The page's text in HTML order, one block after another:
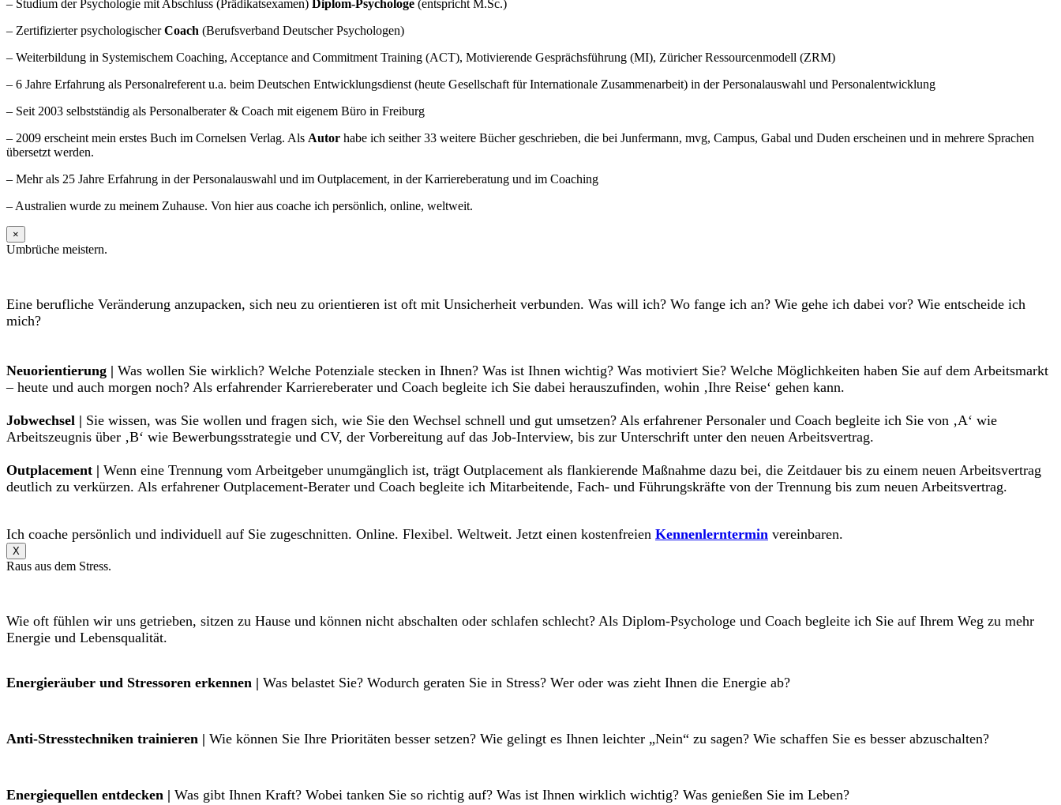
– Studium der Psychologie mit Abschluss (Prädikatsexamen) Diplom-Psychologe (entspricht M.Sc.)
– Zertifizierter psychologischerCoach (Berufsverband Deutscher Psychologen)
– Weiterbildung in Systemischem Coaching, Acceptance and Commitment Training (ACT), Motivierende Gesprächsführung (MI), Züricher Ressourcenmodell (ZRM)
– 6 Jahre Erfahrung als Personalreferent u.a. beim Deutschen Entwicklungsdienst (heute Gesellschaft für Internationale Zusammenarbeit) in der Personalauswahl und Personalentwicklung
– Seit 2003 selbstständig als Personalberater & Coach mit eigenem Büro in Freiburg
– 2009 erscheint mein erstes Buch im Cornelsen Verlag. Als Autor habe ich seither 33 weitere Bücher geschrieben, die bei Junfermann, mvg, Campus, Gabal und Duden erscheinen und in mehrere Sprachen
übersetzt werden.
– Mehr als 25 Jahre Erfahrung in der Personalauswahl und im Outplacement, in der Karriereberatung und im Coaching
– Australien wurde zu meinem Zuhause. Von hier aus coache ich persönlich, online, weltweit.
×
Umbrüche meistern.
Eine berufliche Veränderung anzupacken, sich neu zu orientieren ist oft mit Unsicherheit verbunden. Was will ich? Wo fange ich an? Wie gehe ich dabei vor? Wie entscheide ich
mich?
Neuorientierung | Was wollen Sie wirklich? Welche Potenziale stecken in Ihnen? Was ist Ihnen wichtig? Was motiviert Sie? Welche Möglichkeiten haben Sie auf dem Arbeitsmarkt
– heute und auch morgen noch? Als erfahrender Karriereberater und Coach begleite ich Sie dabei herauszufinden, wohin ‚Ihre Reise‘ gehen kann.
Jobwechsel | Sie wissen, was Sie wollen und fragen sich, wie Sie den Wechsel schnell und gut umsetzen? Als erfahrener Personaler und Coach begleite ich Sie von ‚A‘ wie
Arbeitszeugnis über ‚B‘ wie Bewerbungsstrategie und CV, der Vorbereitung auf das Job-Interview, bis zur Unterschrift unter den neuen Arbeitsvertrag.
Outplacement | Wenn eine Trennung vom Arbeitgeber unumgänglich ist, trägt Outplacement als flankierende Maßnahme dazu bei, die Zeitdauer bis zu einem neuen Arbeitsvertrag
deutlich zu verkürzen. Als erfahrener Outplacement-Berater und Coach begleite ich Mitarbeitende, Fach- und Führungskräfte von der Trennung bis zum neuen Arbeitsvertrag.
Ich coache persönlich und individuell auf Sie zugeschnitten. Online. Flexibel. Weltweit. Jetzt einen kostenfreien Kennenlerntermin vereinbaren.
X
Raus aus dem Stress.
Wie oft fühlen wir uns getrieben, sitzen zu Hause und können nicht abschalten oder schlafen schlecht? Als Diplom-Psychologe und Coach begleite ich Sie auf Ihrem Weg zu mehr
Energie und Lebensqualität.
Energieräuber und Stressoren erkennen | Was belastet Sie? Wodurch geraten Sie in Stress? Wer oder was zieht Ihnen die Energie ab?
Anti-Stresstechniken trainieren | Wie können Sie Ihre Prioritäten besser setzen? Wie gelingt es Ihnen leichter „Nein“ zu sagen? Wie schaffen Sie es besser abzuschalten?
Energiequellen entdecken | Was gibt Ihnen Kraft? Wobei tanken Sie so richtig auf? Was ist Ihnen wirklich wichtig? Was genießen Sie im Leben?